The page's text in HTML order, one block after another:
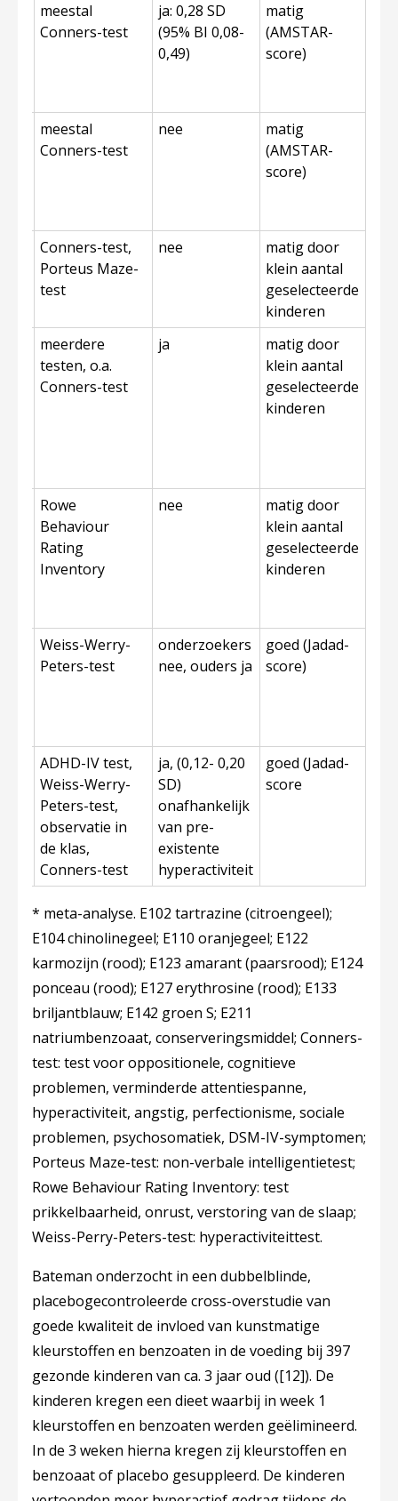
meestal
Conners-test
ja: 0,28 SD
(95% BI 0,08-
0,49)
matig
(AMSTAR-
score)
meestal
Conners-test
nee
matig
(AMSTAR-
score)
Conners-test,
Porteus Maze-
test
nee
matig door
klein aantal
geselecteerde
kinderen
meerdere
testen, o.a.
Conners-test
ja
matig door
klein aantal
geselecteerde
kinderen
Rowe
Behaviour
Rating
Inventory
nee
matig door
klein aantal
geselecteerde
kinderen
Weiss-Werry-
Peters-test
onderzoekers
nee, ouders ja
goed (Jadad-
score)
ADHD-IV test,
Weiss-Werry-
Peters-test,
observatie in
de klas,
Conners-test
ja, (0,12- 0,20
SD)
onafhankelijk
van pre-
existente
hyperactiviteit
goed (Jadad-
score
* meta-analyse. E102 tartrazine (citroengeel);
E104 chinolinegeel; E110 oranjegeel; E122
karmozijn (rood); E123 amarant (paarsrood); E124
ponceau (rood); E127 erythrosine (rood); E133
briljantblauw; E142 groen S; E211
natriumbenzoaat, conserveringsmiddel; Conners-
test: test voor oppositionele, cognitieve
problemen, verminderde attentiespanne,
hyperactiviteit, angstig, perfectionisme, sociale
problemen, psychosomatiek, DSM-IV-symptomen;
Porteus Maze-test: non-verbale intelligentietest;
Rowe Behaviour Rating Inventory: test
prikkelbaarheid, onrust, verstoring van de slaap;
Weiss-Perry-Peters-test: hyperactiviteittest.
Bateman onderzocht in een dubbelblinde,
placebogecontroleerde cross-overstudie van
goede kwaliteit de invloed van kunstmatige
kleurstoffen en benzoaten in de voeding bij 397
gezonde kinderen van ca. 3 jaar oud ([12]). De
kinderen kregen een dieet waarbij in week 1
kleurstoffen en benzoaten werden geëlimineerd.
In de 3 weken hierna kregen zij kleurstoffen en
benzoaat of placebo gesuppleerd. De kinderen